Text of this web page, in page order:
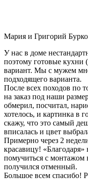
Мария и Григорий
У нас в доме
поэтому готовые
вариант. Мы с мужем
подходящего варианта.
После всех походов по
на заказ под наши
обмерил, посчитал,
хотелось, и картинка в
скажу, что это самый
вписалась и цвет
Примерно через 2
красавицу!
помучиться с монтажом
получился отменный.
Большое всем спасибо!